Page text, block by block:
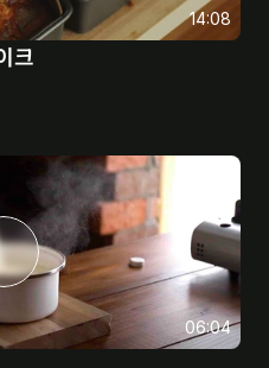
14:08
크
06:04